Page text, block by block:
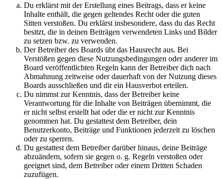
Du erklärst mit der Erstellung eines Beitrags, dass er keine
Inhalte enthält, die gegen geltendes Recht oder die guten
Sitten verstoßen. Du erklärst insbesondere, dass du das Recht
besitzt, die in deinen Beiträgen verwendeten Links und Bilder
zu setzen bzw. zu verwenden.
Der Betreiber des Boards übt das Hausrecht aus. Bei
Verstößen gegen diese Nutzungsbedingungen oder anderer im
Board veröffentlichten Regeln kann der Betreiber dich nach
Abmahnung zeitweise oder dauerhaft von der Nutzung dieses
Boards ausschließen und dir ein Hausverbot erteilen.
Du nimmst zur Kenntnis, dass der Betreiber keine
Verantwortung für die Inhalte von Beiträgen übernimmt, die
er nicht selbst erstellt hat oder die er nicht zur Kenntnis
genommen hat. Du gestattest dem Betreiber, dein
Benutzerkonto, Beiträge und Funktionen jederzeit zu löschen
oder zu sperren.
Du gestattest dem Betreiber darüber hinaus, deine Beiträge
abzuändern, sofern sie gegen o. g. Regeln verstoßen oder
geeignet sind, dem Betreiber oder einem Dritten Schaden
zuzufügen.